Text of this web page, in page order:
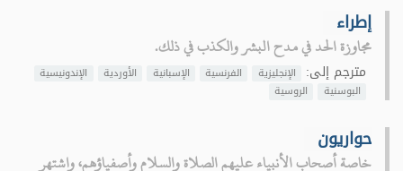
إطراء
مجاوزة الحد في مدح البشر والكذب في ذلك.
مترجم إلى: الإنجليزية الفرنسية الإسبانية الأوردية
الإندونيسية
البوسنية
الروسية
حواريون
خاصة أصحاب الأنبياء عليهم الصلاة والسلام وأصفياؤهم، واشتهر